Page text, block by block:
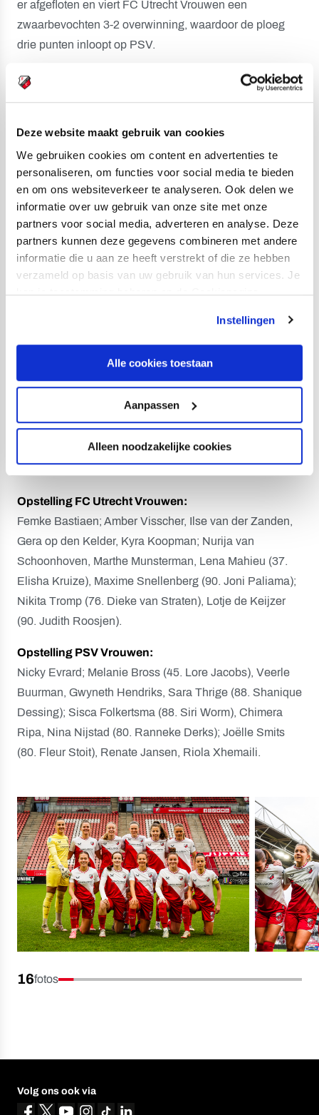
Deze website maakt gebruik van cookies
We gebruiken cookies om content en advertenties te
personaliseren, om functies voor social media te bieden
en om ons websiteverkeer te analyseren. Ook delen we
informatie over uw gebruik van onze site met onze
partners voor social media, adverteren en analyse. Deze
partners kunnen deze gegevens combineren met andere
informatie die u aan ze heeft verstrekt of die ze hebben
verzameld op basis van uw gebruik van hun services. Je
kan je toestemming beheren op de Cookiepagina.
Instellingen
Alle cookies toestaan
Aanpassen
Alleen noodzakelijke cookies
er afgefloten en viert FC Utrecht Vrouwen een
zwaarbevochten 3-2 overwinning, waardoor de ploeg
drie punten inloopt op PSV.
Op bezoek in Limburg
FC Utrecht staat slechts één punt achter op PSV en
minder gespeeld. FC Utrecht Vrouwen gaat op zondag 8
december op jacht voor de volgende driepunter, op
bezoek bij Fortuna Sittard. Op zaterdag 21 december
staat de eerstvolgende thuiswedstrijd op het programma.
Om 16.30 uur wordt er afgetrapt tegen Telstar Vrouwen
op Sportcomplex Zoudenbalch. Scoor jouw ticket via de
kaartverkooppagina van FC Utrecht Vrouwen!
66. Riola Xhemaili (2-1)
73. Riola Xhemaili (2-2)
75. Maxime Snellenberg (3-2)
Scheidsrechter:
Gele Kaarten:Lotje de Keijzer (FC Utrecht Vrouwen),
Opstelling FC Utrecht Vrouwen:
Femke Bastiaen; Amber Visscher, Ilse van der Zanden,
Gera op den Kelder, Kyra Koopman; Nurija van
Schoonhoven, Marthe Munsterman, Lena Mahieu (37.
Elisha Kruize), Maxime Snellenberg (90. Joni Paliama);
Nikita Tromp (76. Dieke van Straten), Lotje de Keijzer
(90. Judith Roosjen).
Opstelling PSV Vrouwen:
Nicky Evrard; Melanie Bross (45. Lore Jacobs), Veerle
Buurman, Gwyneth Hendriks, Sara Thrige (88. Shanique
Dessing); Sisca Folkertsma (88. Siri Worm), Chimera
Ripa, Nina Nijstad (80. Ranneke Derks); Joëlle Smits
(80. Fleur Stoit), Renate Jansen, Riola Xhemaili.
16fotos
Volg ons ook via